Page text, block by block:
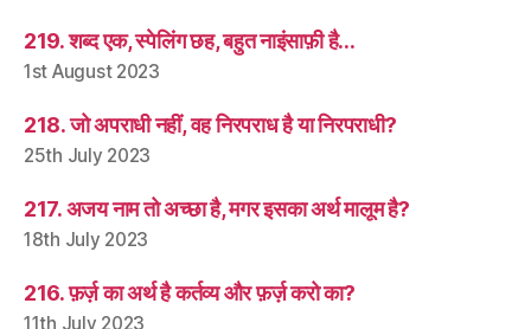
219. शब्द एक, स्पेलिंग छह, बहुत नाइंसाफ़ी है…
1st August 2023
218. जो अपराधी नहीं, वह निरपराध है या निरपराधी?
25th July 2023
217. अजय नाम तो अच्छा है, मगर इसका अर्थ मालूम है?
18th July 2023
216. फ़र्ज़ का अर्थ है कर्तव्य और फ़र्ज़ करो का?
11th July 2023